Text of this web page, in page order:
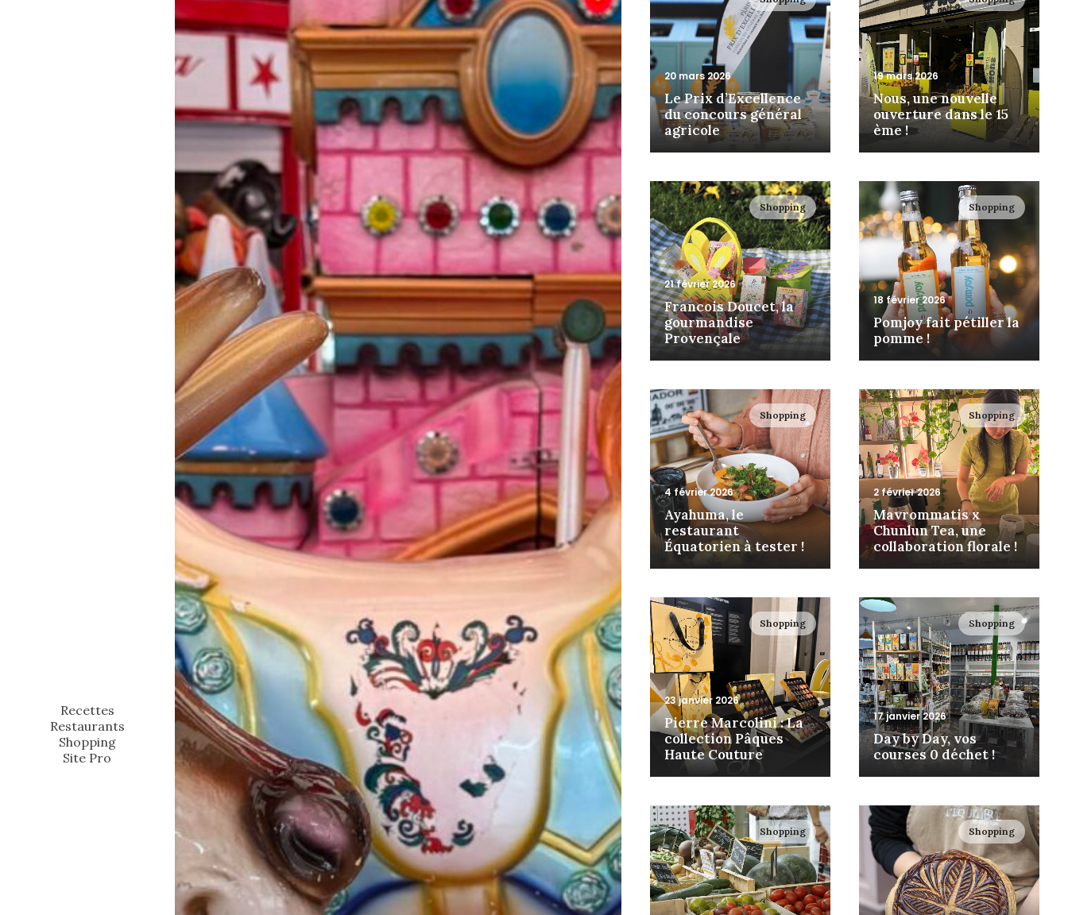
Recettes
Restaurants
Shopping
Site Pro
20 mars 2026
Le Prix d’Excellence
du concours général
agricole
19 mars 2026
Nous, une nouvelle
ouverture dans le 15
ème !
Shopping
21 février 2026
Francois Doucet, la
gourmandise
Provençale
Shopping
18 février 2026
Pomjoy fait pétiller la
pomme !
Shopping
4 février 2026
Ayahuma, le
restaurant
Équatorien à tester !
Shopping
2 février 2026
Mavrommatis x
Chunlun Tea, une
collaboration florale !
Shopping
23 janvier 2026
Pierre Marcolini : La
collection Pâques
Haute Couture
Shopping
17 janvier 2026
Day by Day, vos
courses 0 déchet !
Shopping Shopping